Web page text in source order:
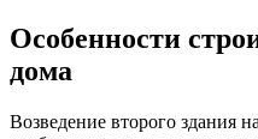
Особенности
дома
Возведение второго здания